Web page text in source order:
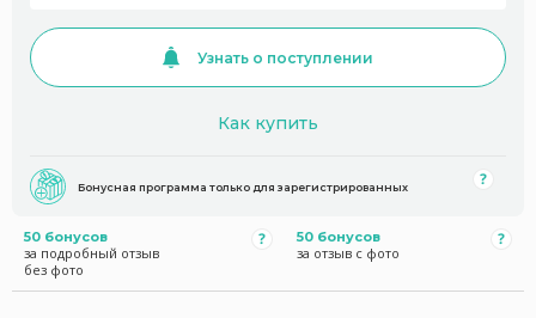
Узнать о поступлении
Как купить
Бонусная программа только для зарегистрированных
50 бонусов
за подробный отзыв
без фото
50 бонусов
за отзыв с фото